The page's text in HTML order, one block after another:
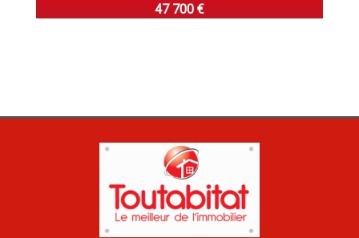
47 700 €